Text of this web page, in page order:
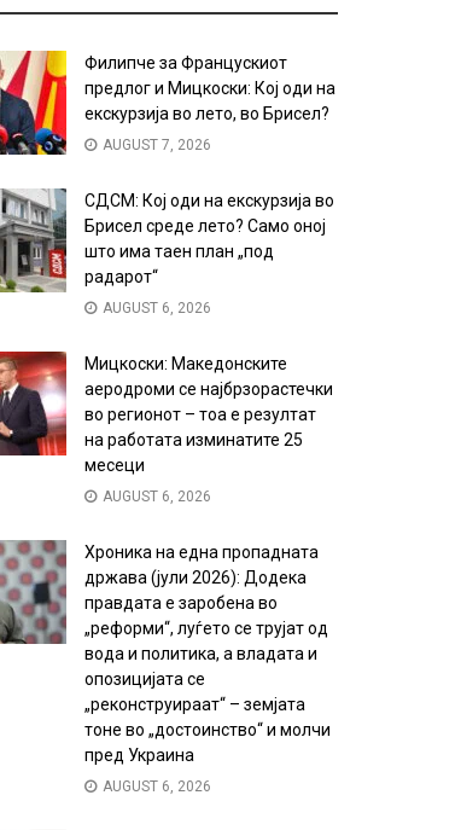
Филипче за Францускиот
предлог и Мицкоски: Кој оди на
екскурзија во лето, во Брисел?
AUGUST 7, 2026
СДСМ: Кој оди на екскурзија во
Брисел среде лето? Само оној
што има таен план „под
радарот“
AUGUST 6, 2026
Мицкоски: Македонските
аеродроми се најбрзорастечки
во регионот – тоа е резултат
на работата изминатите 25
месеци
AUGUST 6, 2026
Хроника на една пропадната
држава (јули 2026): Додека
правдата е заробена во
„реформи“, луѓето се трујат од
вода и политика, а владата и
опозицијата се
„реконструираат“ – земјата
тоне во „достоинство“ и молчи
пред Украина
AUGUST 6, 2026